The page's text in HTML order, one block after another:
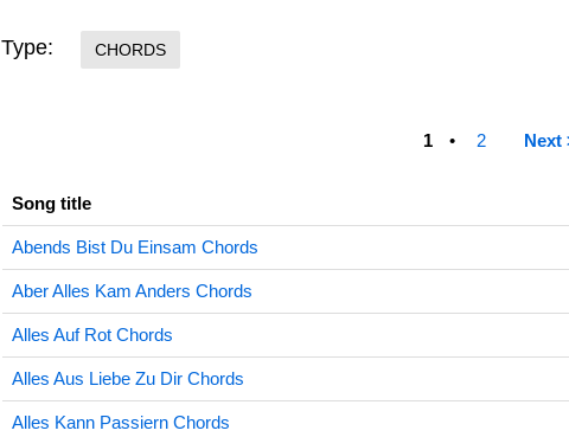
Type: CHORDS
1 2 Next
Song title
Abends Bist Du Einsam Chords
Aber Alles Kam Anders Chords
Alles Auf Rot Chords
Alles Aus Liebe Zu Dir Chords
Alles Kann Passiern Chords